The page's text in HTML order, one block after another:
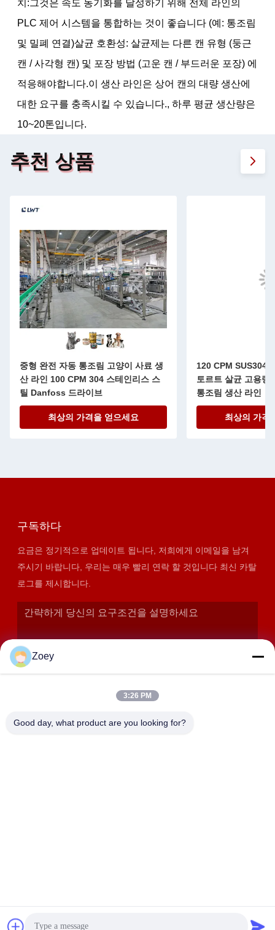
치:그것은 속도 동기화를 달성하기 위해 전체 라인의
PLC 제어 시스템을 통합하는 것이 좋습니다 (예: 통조림
및 밀폐 연결)살균 호환성: 살균제는 다른 캔 유형 (둥근
캔 / 사각형 캔) 및 포장 방법 (고운 캔 / 부드러운 포장) 에
적응해야합니다.이 생산 라인은 상어 캔의 대량 생산에
대한 요구를 충족시킬 수 있습니다., 하루 평균 생산량은
10~20톤입니다.
추천 상품
중형 완전 자동 통조림 고양이 사료 생
산 라인 100 CPM 304 스테인리스 스
틸 Danfoss 드라이브
최상의 가격을 얻으세요
120 CPM SUS304
토르트 살균 고용량
통조림 생산 라인
최상의 가격
구독하다
요금은 정기적으로 업데이트 됩니다, 저희에게 이메일을 남겨
주시기 바랍니다, 우리는 매우 빨리 연락 할 것입니다 최신 카탈
로그를 제시합니다.
2026 SHANGHAI LWT INTELLIGENT TECHNOLOGY
Zoey
3:26 PM
Good day, what product are you looking for?